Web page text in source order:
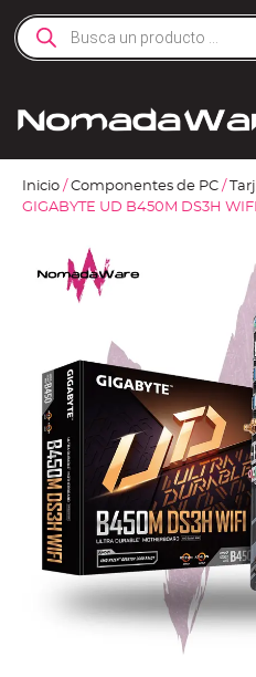
Inicio / Componentes de PC /
GIGABYTE UD B450M DS3H